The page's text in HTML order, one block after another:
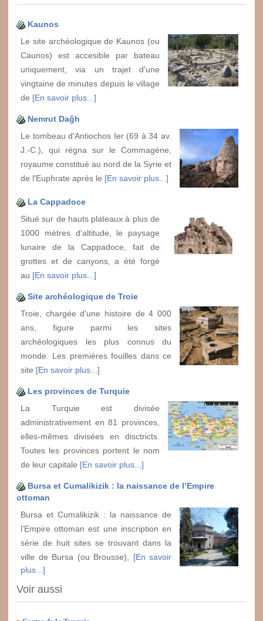
Kaunos
Le site archéologique de Kaunos (ou
Caunos) est accesible par bateau
uniquement, via un trajet d'une
vingtaine de minutes depuis le village
de [En savoir plus...]
Nemrut Dağh
Le tombeau d'Antiochos Ier (69 à 34 av.
J.-C.), qui régna sur le Commagène,
royaume constitué au nord de la Syrie et
de l'Euphrate après le [En savoir plus...]
La Cappadoce
Situé sur de hauts plateaux à plus de
1000 mètres d'altitude, le paysage
lunaire de la Cappadoce, fait de
grottes et de canyons, a été forgé
au [En savoir plus...]
Site archéologique de Troie
Troie, chargée d'une histoire de 4 000
ans, figure parmi les sites
archéologiques les plus connus du
monde. Les premières fouilles dans ce
site [En savoir plus...]
Les provinces de Turquie
La Turquie est divisée
administrativement en 81 provinces,
elles-mêmes divisées en disctricts.
Toutes les provinces portent le nom
de leur capitale [En savoir plus...]
Bursa et Cumalikizik : la naissance de l’Empire
ottoman
Bursa et Cumalikizik : la naissance de
l’Empire ottoman est une inscription en
série de huit sites se trouvant dans la
ville de Bursa (ou Brousse), [En savoir
plus...]
Voir aussi